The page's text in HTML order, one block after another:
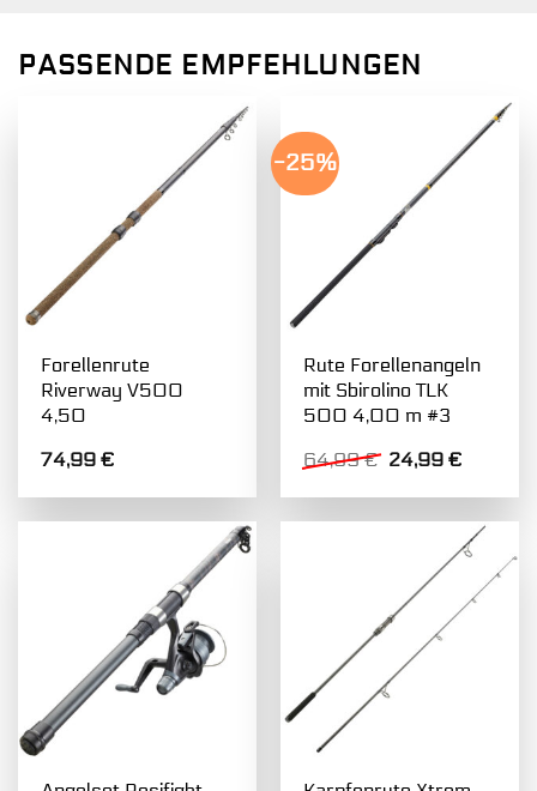
PASSENDE EMPFEHLUNGEN
Forellenrute
Riverway V500
4,50
74,99€
-25%
Rute Forellenangeln
mit Sbirolino TLK
500 4,00 m #3
64,99€ Ursprünglicher
war:
64,99 €
24,99€
ist:
24,99 €.